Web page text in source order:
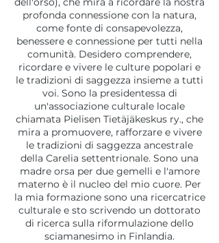
profonda connessione con la natura,
come fonte di consapevolezza,
benessere e connessione per tutti nella
comunità. Desidero comprendere,
ricordare e vivere le culture popolari e
le tradizioni di saggezza insieme a tutti
voi. Sono la presidentessa di
un'associazione culturale locale
chiamata Pielisen Tietäjäkeskus ry., che
mira a promuovere, rafforzare e vivere
le tradizioni di saggezza ancestrale
della Carelia settentrionale. Sono una
madre orsa per due gemelli e l'amore
materno è il nucleo del mio cuore. Per
la mia formazione sono una ricercatrice
culturale e sto scrivendo un dottorato
di ricerca sulla riformulazione dello
sciamanesimo in Finlandia.